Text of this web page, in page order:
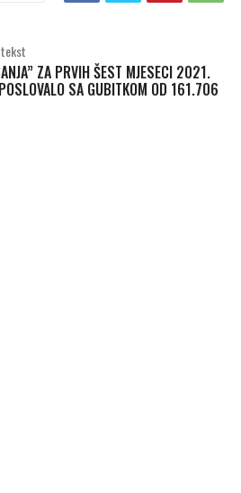
ZA PRVIH ŠEST MJESECI 2021.
SA GUBITKOM OD 161.706